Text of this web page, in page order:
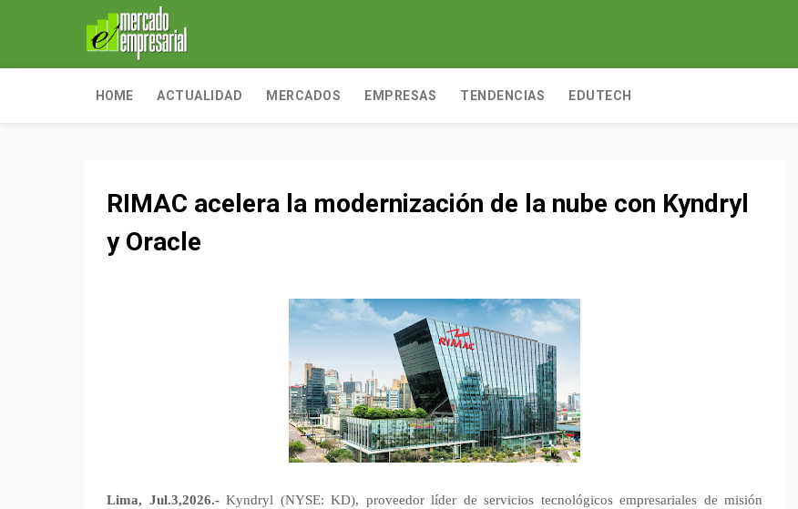
HOME ACTUALIDAD MERCADOS EMPRESAS TENDENCIAS EDUTECH
RIMAC acelera la modernización de la nube con Kyndryl
y Oracle
Lima, Jul.3,2026.- Kyndryl (NYSE: KD), proveedor líder de servicios tecnológicos empresariales de misión